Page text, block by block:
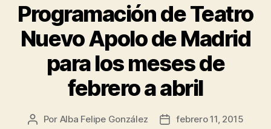
Programación de Teatro
Nuevo Apolo de Madrid
para los meses de
febrero a abril
Autor
Por Alba Felipe González
Fechafebrero 11, 2015